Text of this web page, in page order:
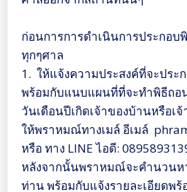
ก่อนการการดำเนินการประกอบ
ทุกๆศาล
1. ให้แจ้งความประสงค์ที่จะประ
พร้อมกับแนบแผนที่ที่จะทำพิธีถอ
วันเดือนปีเกิดเจ้าของบ้านหรือเ
ให้พราหมณ์ทางเมล์ อีเมล์
หรือ ทาง LINE ไอดี:
หลังจากนั้นพราหมณ์จะคำนวนห
ท่าน พร้อมกับแจ้งรายละเอียดพ